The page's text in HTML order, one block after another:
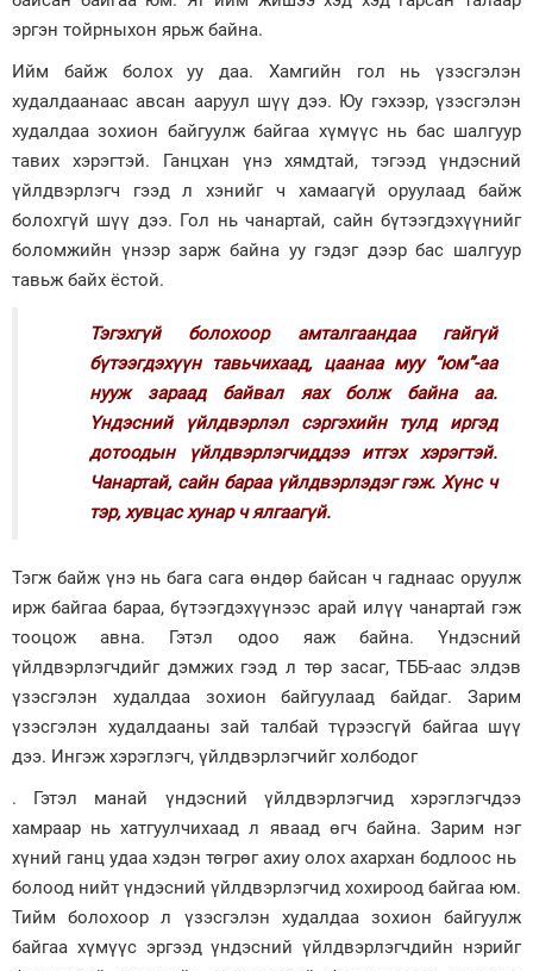
эргэн тойрныхон ярьж байна.
Ийм байж болох уу даа. Хамгийн гол нь үзэсгэлэн
худалдаанаас авсан ааруул шүү дээ. Юу гэхээр, үзэсгэлэн
худалдаа зохион байгуулж байгаа хүмүүс нь бас шалгуур
тавих хэрэгтэй. Ганцхан үнэ хямдтай, тэгээд үндэсний
үйлдвэрлэгч гээд л хэнийг ч хамаагүй оруулаад байж
болохгүй шүү дээ. Гол нь чанартай, сайн бүтээгдэхүүнийг
боломжийн үнээр зарж байна уу гэдэг дээр бас шалгуур
тавьж байх ёстой.
Тэгэхгүй болохоор амталгаандаа гайгүй
бүтээгдэхүүн тавьчихаад, цаанаа муу “юм”-аа
нууж зараад байвал яах болж байна аа.
Үндэсний үйлдвэрлэл сэргэхийн тулд иргэд
дотоодын үйлдвэрлэгчиддээ итгэх хэрэгтэй.
Чанартай, сайн бараа үйлдвэрлэдэг гэж. Хүнс ч
тэр, хувцас хунар ч ялгаагүй.
Тэгж байж үнэ нь бага сага өндөр байсан ч гаднаас оруулж
ирж байгаа бараа, бүтээгдэхүүнээс арай илүү чанартай гэж
тооцож авна. Гэтэл одоо яаж байна. Үндэсний
үйлдвэрлэгчдийг дэмжих гээд л төр засаг, ТББ-аас элдэв
үзэсгэлэн худалдаа зохион байгуулаад байдаг. Зарим
үзэсгэлэн худалдааны зай талбай түрээсгүй байгаа шүү
дээ. Ингэж хэрэглэгч, үйлдвэрлэгчийг холбодог
. Гэтэл манай үндэсний үйлдвэрлэгчид хэрэглэгчдээ
хамраар нь хатгуулчихаад л яваад өгч байна. Зарим нэг
хүний ганц удаа хэдэн төгрөг ахиу олох ахархан бодлоос нь
болоод нийт үндэсний үйлдвэрлэгчид хохироод байгаа юм.
Тийм болохоор л үзэсгэлэн худалдаа зохион байгуулж
байгаа хүмүүс эргээд үндэсний үйлдвэрлэгчдийн нэрийг